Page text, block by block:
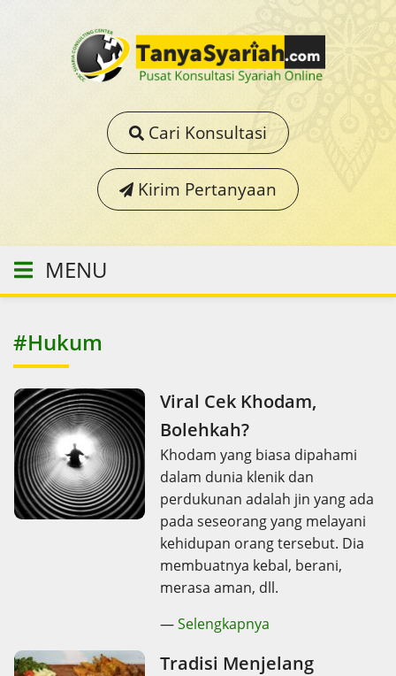
Cari Konsultasi
Kirim Pertanyaan
MENU
#Hukum
Viral Cek Khodam,
Bolehkah?
Khodam yang biasa dipahami
dalam dunia klenik dan
perdukunan adalah jin yang ada
pada seseorang yang melayani
kehidupan orang tersebut. Dia
membuatnya kebal, berani,
merasa aman, dll.
—Selengkapnya
Tradisi Menjelang